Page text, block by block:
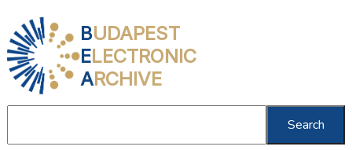
BUDAPEST
ELECTRONIC
ARCHIVE
Search